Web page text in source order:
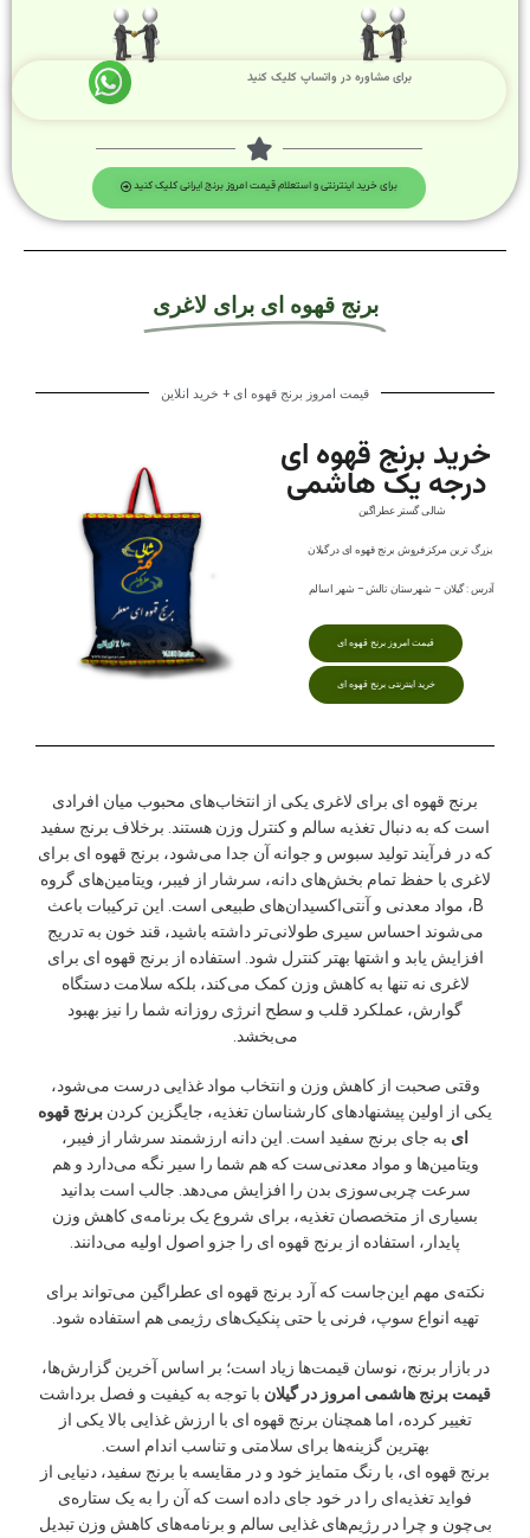
برای مشاوره در واتساپ کلیک کنید
برای خرید اینترنتی و استعلام قیمت امروز برنج ایرانی کلیک کنید
برنج قهوه ای برای لاغری
قیمت امروز برنج قهوه ای + خرید انلاین
خرید برنج قهوه ای
درجه یک هاشمی
شالی گستر عطراگین
بزرگ ترین مرکز فروش برنج قهوه ای در گیلان
آدرس : گیلان – شهرستان تالش – شهر اسالم
قیمت امروز برنج قهوه ای
خرید اینترنتی برنج قهوه ای
برنج قهوه ای برای لاغری یکی از انتخاب‌های محبوب میان افرادی
است که به دنبال تغذیه سالم و کنترل وزن هستند. برخلاف برنج سفید
که در فرآیند تولید سبوس و جوانه آن جدا می‌شود، برنج قهوه ای برای
لاغری با حفظ تمام بخش‌های دانه، سرشار از فیبر، ویتامین‌های گروه
B، مواد معدنی و آنتی‌اکسیدان‌های طبیعی است. این ترکیبات باعث
می‌شوند احساس سیری طولانی‌تر داشته باشید، قند خون به تدریج
افزایش یابد و اشتها بهتر کنترل شود. استفاده از برنج قهوه ای برای
لاغری نه تنها به کاهش وزن کمک می‌کند، بلکه سلامت دستگاه
گوارش، عملکرد قلب و سطح انرژی روزانه شما را نیز بهبود
می‌بخشد.
وقتی صحبت از کاهش وزن و انتخاب مواد غذایی درست می‌شود،
یکی از اولین پیشنهادهای کارشناسان تغذیه، جایگزین کردن برنج قهوه
ای به جای برنج سفید است. این دانه ارزشمند سرشار از فیبر،
ویتامین‌ها و مواد معدنی‌ست که هم شما را سیر نگه می‌دارد و هم
سرعت چربی‌سوزی بدن را افزایش می‌دهد. جالب است بدانید
بسیاری از متخصصان تغذیه، برای شروع یک برنامه‌ی کاهش وزن
پایدار، استفاده از برنج قهوه ای را جزو اصول اولیه می‌دانند.
نکته‌ی مهم این‌جاست که آرد برنج قهوه ای عطراگین می‌تواند برای
تهیه انواع سوپ، فرنی یا حتی پنکیک‌های رژیمی هم استفاده شود.
در بازار برنج، نوسان قیمت‌ها زیاد است؛ بر اساس آخرین گزارش‌ها،
قیمت برنج هاشمی امروز در گیلان با توجه به کیفیت و فصل برداشت
تغییر کرده، اما همچنان برنج قهوه ای با ارزش غذایی بالا یکی از
بهترین گزینه‌ها برای سلامتی و تناسب اندام است.
برنج قهوه ای، با رنگ متمایز خود و در مقایسه با برنج سفید، دنیایی از
فواید تغذیه‌ای را در خود جای داده است که آن را به یک ستاره‌ی
بی‌چون و چرا در رژیم‌های غذایی سالم و برنامه‌های کاهش وزن تبدیل